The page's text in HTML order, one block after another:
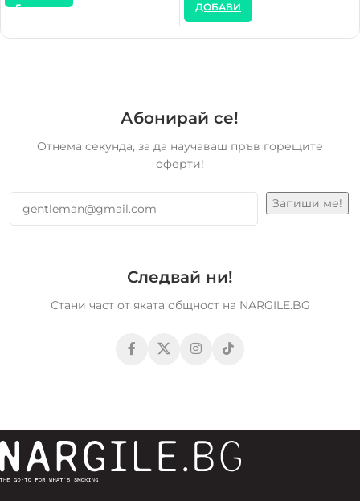
ДОБАВИ
Абонирай се!
Отнема секунда, за да научаваш пръв горещите
оферти!
Следвай ни!
Стани част от яката общност на NARGILE.BG